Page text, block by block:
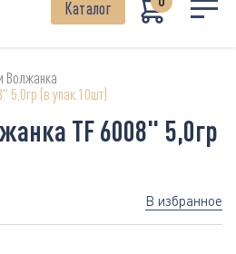
Каталог
Волжанка
5,0гр (в упак.10шт)
TF 6008" 5,0гр
В избранное